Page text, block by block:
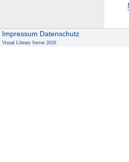
Impressum Datenschutz
Visual Library Server 2026